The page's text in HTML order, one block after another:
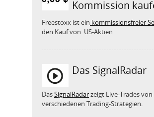
Kommission
Freestoxx ist ein kommissionsfreier
den Kauf von US-Aktien
Das SignalRadar
DasSignalRadarzeigt Live-Trades von
verschiedenen Trading-Strategien.